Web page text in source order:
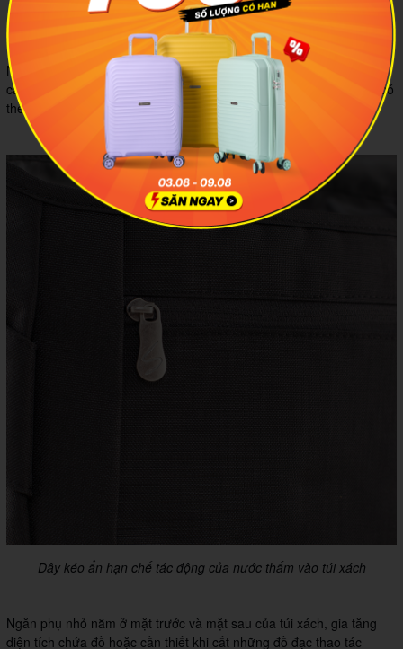
Khóa gài chắc chắn giữ kín đồ đạc
Ngăn chính còn có thêm 1 ngăn phụ nhỏ bên trong, giúp bạn cất
các loại giấy tờ, điện thoại… Khoảng trống trong ngăn chính, bạn có
thể tận dụng đựng sách vở, tài liệu…
Dây kéo ẩn hạn chế tác động của nước thấm vào túi xách
Ngăn phụ nhỏ nằm ở mặt trước và mặt sau của túi xách, gia tăng
diện tích chứa đồ hoặc cần thiết khi cất những đồ đạc thao tác